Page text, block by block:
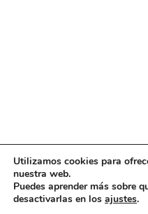
© 2021Upaninews
Utilizamos cookies para
nuestra web.
Puedes aprender más sobre
desactivarlas en los ajustes.